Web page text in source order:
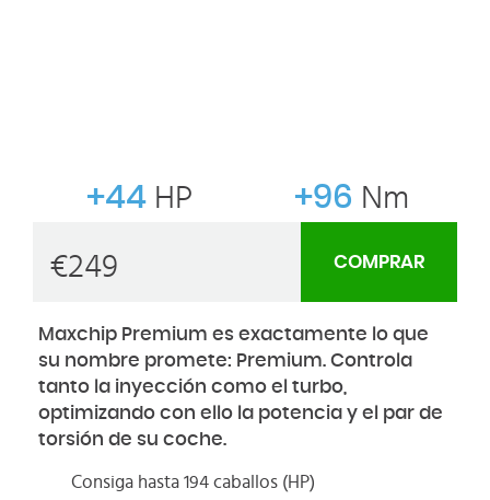
+44 HP +96 Nm
€249 COMPRAR
Maxchip Premium es exactamente lo que
su nombre promete: Premium. Controla
tanto la inyección como el turbo,
optimizando con ello la potencia y el par de
torsión de su coche.
Consiga hasta 194 caballos (HP)